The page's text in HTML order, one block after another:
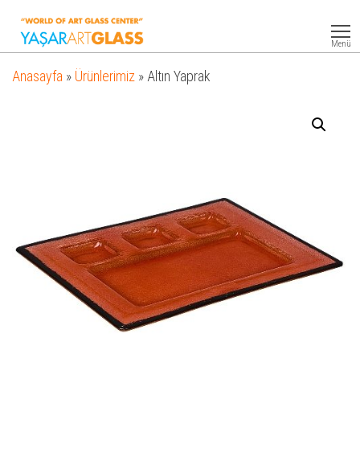
Glass
Menü
Anasayfa » Ürünlerimiz » Altın Yaprak